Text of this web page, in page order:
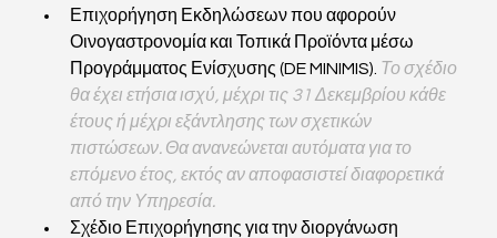
Επιχορήγηση Εκδηλώσεων που αφορούν
Οινογαστρονομία και Τοπικά Προϊόντα μέσω
Προγράμματος Ενίσχυσης (DE MINIMIS).
Το σχέδιο
θα έχει ετήσια ισχύ, μέχρι τις 31 Δεκεμβρίου κάθε
έτους ή μέχρι εξάντλησης των σχετικών
πιστώσεων. Θα ανανεώνεται αυτόματα για το
επόμενο έτος, εκτός αν αποφασιστεί διαφορετικά
από την Υπηρεσία.
Σχέδιο Επιχορήγησης για την διοργάνωση